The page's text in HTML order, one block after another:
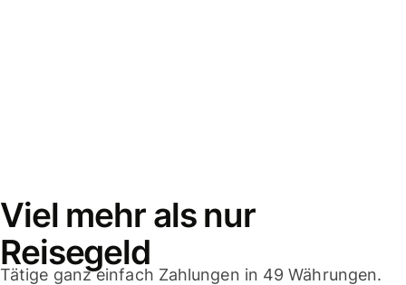
Viel mehr als nur
Reisegeld
Tätige ganz einfach Zahlungen in 49 Währungen.